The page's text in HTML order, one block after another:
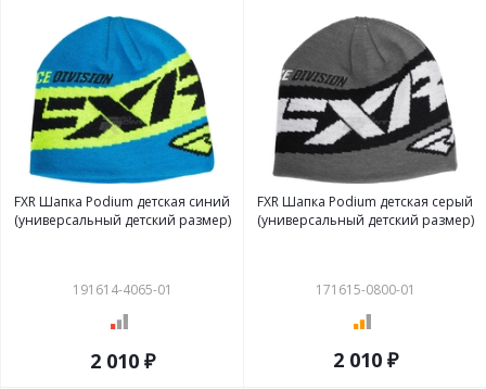
FXR Шапка Podium детская синий
(универсальный детский размер)
191614-4065-01
2 010 ₽
FXR Шапка Podium детская серый
(универсальный детский размер)
171615-0800-01
2 010 ₽